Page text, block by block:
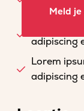
adipiscing
Lorem
adipiscing
Lorem
adipiscing
Meld